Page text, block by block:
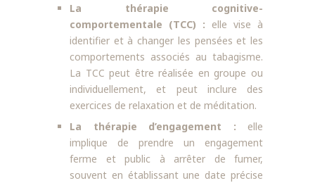
La thérapie cognitive-
comportementale (TCC) : elle vise à
identifier et à changer les pensées et les
comportements associés au tabagisme.
La TCC peut être réalisée en groupe ou
individuellement, et peut inclure des
exercices de relaxation et de méditation.
La thérapie d’engagement : elle
implique de prendre un engagement
ferme et public à arrêter de fumer,
souvent en établissant une date précise